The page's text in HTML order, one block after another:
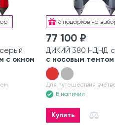
с окном
6 подарков на
77 100 ₽
ДИКИЙ 380 НДНД
с носовым
Для путешествия
В наличии
Купить